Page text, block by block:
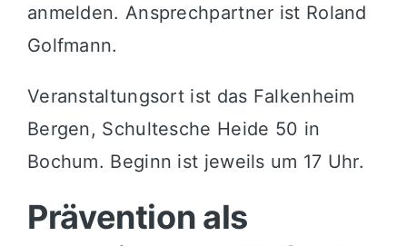
anmelden. Ansprechpartner ist Roland
Golfmann.
Veranstaltungsort ist das Falkenheim
Bergen, Schultesche Heide 50 in
Bochum. Beginn ist jeweils um 17 Uhr.
Prävention als